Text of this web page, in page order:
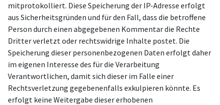
mitprotokolliert. Diese Speicherung der IP-Adresse erfolgt
aus Sicherheitsgründen und für den Fall, dass die betroffene
Person durch einen abgegebenen Kommentar die Rechte
Dritter verletzt oder rechtswidrige Inhalte postet. Die
Speicherung dieser personenbezogenen Daten erfolgt daher
im eigenen Interesse des für die Verarbeitung
Verantwortlichen, damit sich dieser im Falle einer
Rechtsverletzung gegebenenfalls exkulpieren könnte. Es
erfolgt keine Weitergabe dieser erhobenen